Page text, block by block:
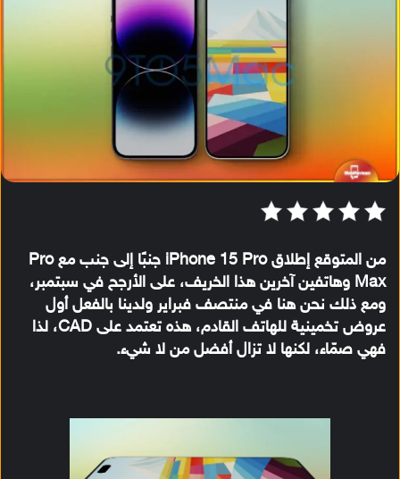
من المتوقع إطلاق iPhone 15 Pro جنبًا إلى جنب مع Pro
Max وهاتفين آخرين هذا الخريف، على الأرجح في سبتمبر،
ومع ذلك نحن هنا في منتصف فبراير ولدينا بالفعل أول
عروض تخمينية للهاتف القادم، هذه تعتمد على CAD، لذا
فهي صمّاء، لكنها لا تزال أفضل من لا شيء.